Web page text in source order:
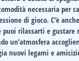
necessaria per
di gioco. C’è
puoi rilassarti e gustare
un’atmosfera
nuovi legami e